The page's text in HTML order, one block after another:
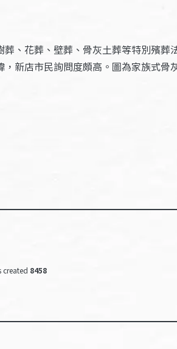
、花葬、壁葬、骨灰土葬等特別殯
新店市民詢問度頗高。圖為家族式骨
created 8458